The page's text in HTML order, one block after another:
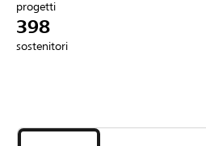
Collegarsi
DE FR IT
progetti
398
sostenitori
i